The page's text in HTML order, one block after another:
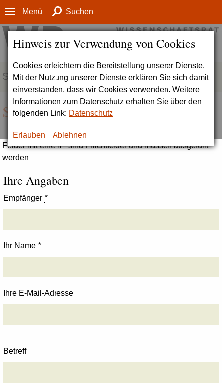
Hinweis zur Verwendung von Cookies
Cookies erleichtern die Bereitstellung unserer Dienste.
Mit der Nutzung unserer Dienste erklären Sie sich damit
einverstanden, dass wir Cookies verwenden. Weitere
Informationen zum Datenschutz erhalten Sie über den
folgenden Link: Datenschutz
Erlauben Ablehnen
Menü Suchen
SERVICE
Seite empfehlen
Felder mit einem * sind Pflichtfelder und müssen ausgefüllt
werden
Ihre Angaben
Empfänger *
Ihr Name *
Ihre E-Mail-Adresse
Betreff